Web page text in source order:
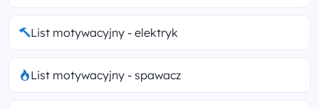
List motywacyjny - elektryk
List motywacyjny - spawacz